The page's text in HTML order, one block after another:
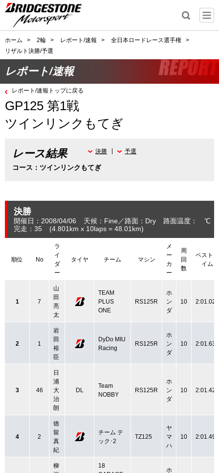
ホーム > 2輪 > レポート/速報 > 全日本ロードレース選手権
>
リザルト決勝/予選
レポート/速報
レポート/速報トップに戻る
GP125 第1戦
ツインリンクもてぎ
レース結果
コース：ツインリンクもてぎ
決勝 予選
決勝
開催日：2008/04/06 天候：Fine 路面：Dry
路面温度： ℃
完走：35
(4.801 km x 10laps = 48.01 km)
順位 No
ラ
イ
ダ
ー
タイヤ チーム マシン
メ
ー
カ
ー
周
回
数
ベストタ
イム
1 7
山
田
亮
太
TEAM
PLUS
ONE
RS125R
ホ
ン
ダ
10 2:01.020
2 1
岩
田
裕
臣
DyDo MIU
Racing
RS125R
ホ
ン
ダ
10 2:01.630
3 46
日
浦
大
治
朗
DL
Team
NOBBY
RS125R
ホ
ン
ダ
10 2:01.425
4 2
徳
留
真
紀
チーム テ
ック･2
TZ125
ヤ
マ
ハ
10 2:01.492
柳
18
ホ